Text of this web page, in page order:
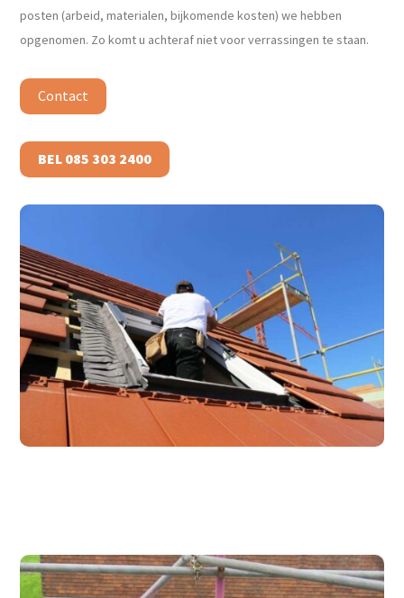
posten (arbeid, materialen, bijkomende kosten) we hebben
opgenomen. Zo komt u achteraf niet voor verrassingen te staan.
Contact
BEL 085 303 2400